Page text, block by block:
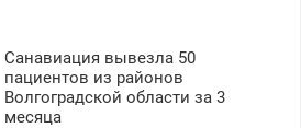
Санавиация вывезла 50
пациентов из районов
Волгоградской области за 3
месяца